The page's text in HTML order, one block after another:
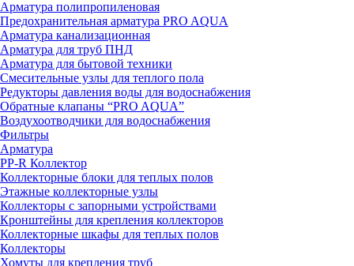
Арматура полипропиленовая
Предохранительная арматура PRO AQUA
Арматура канализационная
Арматура для труб ПНД
Арматура для бытовой техники
Смесительные узлы для теплого пола
Редукторы давления воды для водоснабжения
Обратные клапаны “PRO AQUA”
Воздухоотводчики для водоснабжения
Фильтры
Арматура
PP-R Коллектор
Коллекторные блоки для теплых полов
Этажные коллекторные узлы
Коллекторы с запорными устройствами
Кронштейны для крепления коллекторов
Коллекторные шкафы для теплых полов
Коллекторы
Хомуты для крепления труб